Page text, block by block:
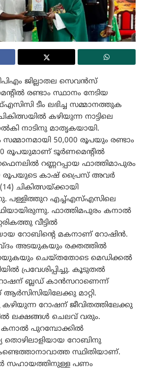
ജില്ലാതല സെവൻസ്
രണ്ടാം സ്ഥാനം നേടിയ
ടീം ലഭിച്ച സമ്മാനത്തുക
കഴിയുന്ന നാട്ടിലെ
നാടിനു മാതൃകയായി.
സമ്മാനമായി 50,000 രൂപയും രണ്ടാം
രൂപയുമാണ് ടൂർണമെന്റിൽ
ഫൈനലിൽ റണ്ണറപ്പായ ഫാത്തിമാപുരം
രൂപയുടെ കാഷ് പ്രൈസ് അവർ
ചികിത്സയ്ക്കായി
പള്ളിത്തുറ എച്ച്എസ്എസിലെ
ഫാത്തിമപുരം കനാൽ
വീട്ടിൽ
റോബിന്റെ മകനാണ് റോഷിൻ.
അടയുകയും രക്തത്തിൽ
കുറയുകയും ചെയ്തതോടെ മെഡിക്കൽ
പ്രവേശിപ്പിച്ചു. കൂടുതൽ
ബ്ലഡ് കാൻസറാണെന്ന്
മാറ്റി.
കഴിയുന്ന റോഷന് ജീവിതത്തിലേക്കു
ലക്ഷങ്ങൾ ചെലവ് വരും.
കനാൽ പുറമ്പോക്കിൽ
തൊഴിലാളിയായ റോബിനു
സ്ഥിതിയാണ്.
സഹായത്തിനുള്ള പണം